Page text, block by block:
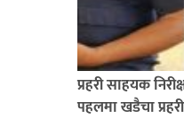
प्रहरी साहयक
पहलमा खडैचा